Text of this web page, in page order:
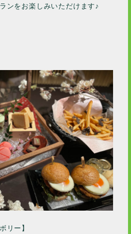
2020 / 4
2019 / 10
2019 / 9
2019 / 5
2019 / 2
2019 / 1
2018 / 10
2016 / 5
ンをお楽しみいただけます♪
リー】